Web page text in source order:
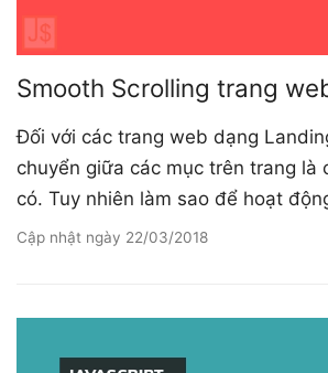
Smooth Scrolling trang
Đối với các trang web dạng
chuyển giữa các mục trên trang là
có. Tuy nhiên làm sao để hoạt
Cập nhật ngày 22/03/2018